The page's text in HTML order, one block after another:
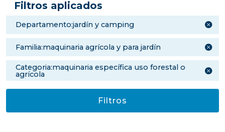
Filtros aplicados
departamento:jardín y camping
familia:maquinaria agrícola y para jardín
categoria:maquinaria específica uso forestal o
agrícola
Filtros